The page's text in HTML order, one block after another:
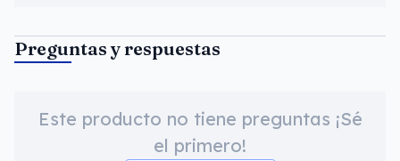
Preguntas y respuestas
Este producto no tiene preguntas ¡Sé
el primero!